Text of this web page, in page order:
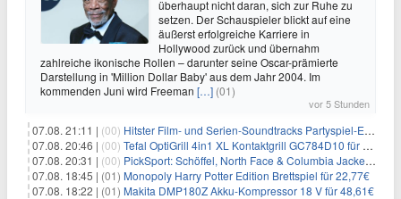
überhaupt nicht daran, sich zur Ruhe zu
setzen. Der Schauspieler blickt auf eine
äußerst erfolgreiche Karriere in
Hollywood zurück und übernahm
zahlreiche ikonische Rollen – darunter seine Oscar-prämierte
Darstellung in 'Million Dollar Baby' aus dem Jahr 2004. Im
kommenden Juni wird Freeman […] (01)
vor 5 Stunden
07.08. 21:11 | (00) Hitster Film- und Serien-Soundtracks Partyspiel-Erweiterung für 6,99€
07.08. 20:46 | (00) Tefal OptiGrill 4in1 XL Kontaktgrill GC784D10 für 239,99€
07.08. 20:31 | (00) PickSport: Schöffel, North Face & Columbia Jacken ab 39,60€
07.08. 18:45 | (01) Monopoly Harry Potter Edition Brettspiel für 22,77€
07.08. 18:22 | (01) Makita DMP180Z Akku-Kompressor 18 V für 48,61€